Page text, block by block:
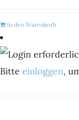
In den Warenkorb
Bitte einloggen,